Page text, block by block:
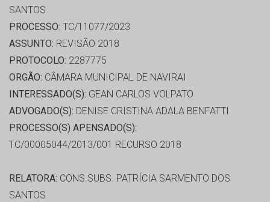
SANTOS
PROCESSO: TC/11077/2023
ASSUNTO: REVISÃO 2018
PROTOCOLO: 2287775
ORGÃO: CÂMARA MUNICIPAL DE NAVIRAI
INTERESSADO(S): GEAN CARLOS VOLPATO
ADVOGADO(S): DENISE CRISTINA ADALA BENFATTI
PROCESSO(S) APENSADO(S):
TC/00005044/2013/001 RECURSO 2018
RELATORA: CONS.SUBS. PATRÍCIA SARMENTO DOS
SANTOS